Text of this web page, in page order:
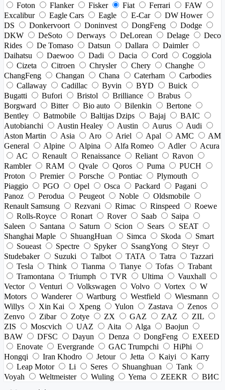
Foton
Flanker Fisker Fiat Ferrari
FAW
Excalibur
Eagle Cars Eagle E-Car
DW Hower
DS
Donkervoort Doninvest DongFeng
Dodge
DKW
DeSoto Derways DeLorean Delage
Deco
Rides
De Tomaso Datsun Dallara
Daimler
Daihatsu
Daewoo Dadi Dacia Cord
Coggiola
Cizeta
Citroen Chrysler Chery
Changhe
ChangFeng
Changan Chana Caterham
Carbodies
Callaway
Cadillac Byvin BYD
Buick
Bugatti
Bufori Bristol Brilliance
Brabus
Borgward
Bitter Bio auto Bilenkin
Bertone
Bentley
Batmobile Baltijas Dzips Bajaj
BAIC
Autobianchi
Austin Healey Austin Aurus
Audi
Aston Martin
Asia Aro Ariel Apal AMC
AM
General
Alpine Alpina Alfa Romeo Adler
Acura
AC
Renault Renaissance Reliant
Ravon
Rambler
RAM Qvale Qoros Puma
PUCH
Proton
Premier Porsche Pontiac
Plymouth
Piaggio
PGO Opel Osca Packard
Pagani
Panoz
Perodua Peugeot Noble
Oldsmobile
Renault Samsung
Rezvani Rimac Rinspeed
Roewe
Rolls-Royce
Ronart Rover Saab
Saipa
Saleen
Santana Saturn Scion Sears
SEAT
Shanghai Maple
ShuangHuan Simca Skoda
Smart
Soueast
Spectre Spyker SsangYong
Steyr
Studebaker
Suzuki Talbot TATA Tatra
Tazzari
Tesla
Think Tianma Tianye Tofas
Trabant
Tramontana
Triumph TVR Ultima
Vauxhall
Vector
Venturi Volkswagen Volvo Vortex
W
Motors
Wanderer Wartburg Westfield
Wiesmann
Willys
Xin Kai Xpeng Yulon Zastava
Zenos
Zenvo
Zibar Zotye ZX GAZ ZAZ
ZIL
ZIS
Moscvich UAZ Aita Alga
Baojun
BAW
DFSC Dayun Denza DongFeng
EXEED
Enovate
Evergrande GAC Trumpchi
HiPhi
Hongqi
Iran Khodro Jetour Jetta Kaiyi
Karry
Leap Motor
Li Seres Shuanghuan
Tank
Voyah
Weltmeister Wuling Yema ZEEKR
ВИС